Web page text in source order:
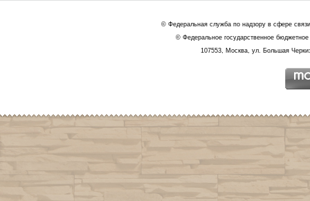
© Федеральная служба по надзору в сфере
© Федеральное государственное
107553, Москва, ул. Большая